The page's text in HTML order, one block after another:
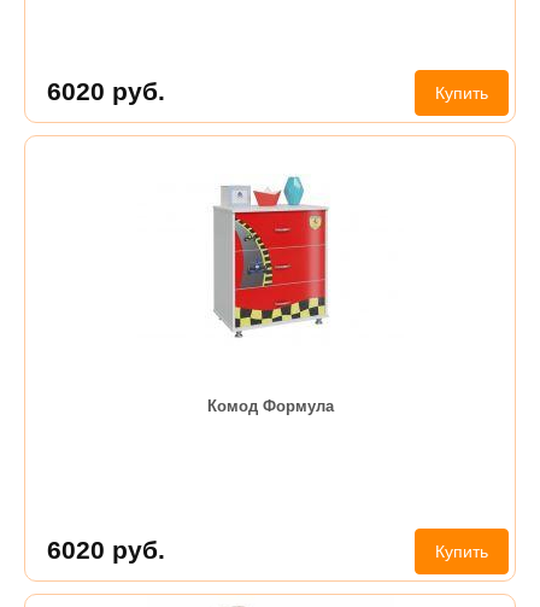
6020 руб. Купить
Комод Формула
6020 руб. Купить